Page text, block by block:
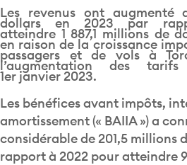
Les revenus ont augmenté
dollars en 2023 par
atteindre 1 887,1 millions de
en raison de la croissance
passagers et de vols à
l’augmentation des
1er janvier 2023.
Les bénéfices avant impôts,
amortissement (« BAIIA ») a
considérable de 201,5 millions
rapport à 2022 pour atteindre